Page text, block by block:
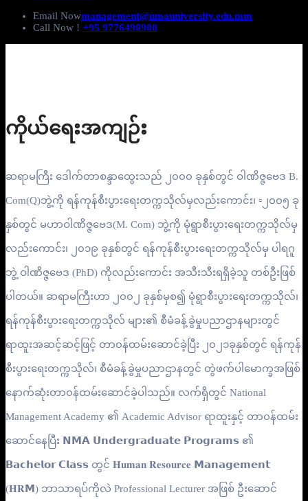
Email Nowmanagement@nmauniversity.edu.mm
Call Now ! +95 9776490900
ကိုယ်ရေးအကျဉ်း
ဆရာမကြီး ဒေါက်တာစန္ဒာထွေးသည် ၂၀၀၀ ခုနှစ်တွင် ဝါဏိဇ္ဇဗေဒ B.
Com(Q)ဘွဲ့ကို ရန်ကုန်စီးပွားရေးတက္ကသိုလ်မှလည်းကောင်း၊ ▫️၂၀၀၅ ခု
နှစ်တွင် မဟာဝါဏိဇ္ဇဗေဒ(M. Com) ဘွဲ့ကို မုံရွာစီးပွားရေးတက္ကသိုလ်မှ
လည်းကောင်း၊ ၂၀၁၉ ခုနှစ်တွင် ရန်ကုန်စီးပွားရေးတက္ကသိုလ်မှ ပါရဂူ
ဘွဲ့ ဝါဏိဇ္ဇဗေဒ (PhD) ကိုလည်းကောင်း အသီးသီးရရှိခဲ့သူ တစ်ဦးဖြစ်
ပါတယ်။ ဆရာမကြီးဟာ ၂၀၀၂ ခုနှစ်မှစ၍ မုံရွာစီးပွားရေးတက္ကသိုလ်၊
ရန်ကုန်စီးပွားရေးတက္ကသိုလ် များ၏ စီမံခန့်ခွဲမှုပညာဌာနများတွင်
ရာထူးအဆင့်ဆင့်ဖြင့် တာ၀န်ထမ်းဆောင်ခဲ့ပြီး ၂၀၂၁ခုနှစ်တွင် ရန်ကုန်
စီးပွားရေးတက္ကသိုလ်၊ စီမံခန့်ခွဲမှုပညာဌာနတွင် တွဲဖက်ပါမောက္ခအဖြစ်
နောက်ဆုံးတာ၀န်ထမ်းဆောင်ခဲ့ပါသည်။ လက်ရှိတွင် National
Management Academy ၏ Academic Advisor ရာထူးနှင့် တာ၀န်ထမ်း
ဆောင်နေပြီး 𝗡𝗠𝗔 𝗨𝗻𝗱𝗲𝗿𝗴𝗿𝗮𝗱𝘂𝗮𝘁𝗲 𝗣𝗿𝗼𝗴𝗿𝗮𝗺𝘀 ၏
𝗕𝗮𝗰𝗵𝗲𝗹𝗼𝗿 𝗖𝗹𝗮𝘀𝘀 တွင် 𝐇𝐮𝐦𝐚𝐧 𝐑𝐞𝐬𝐨𝐮𝐫𝐜𝐞 𝗠𝗮𝗻𝗮𝗴𝗲𝗺𝗲𝗻𝘁
(𝐇𝐑𝗠) ဘာသာရပ်ကိုလဲ Professional Lecturer အဖြစ် ဦးဆောင်